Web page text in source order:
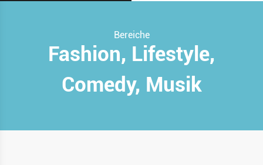
Bereiche
Fashion, Lifestyle,
Comedy, Musik